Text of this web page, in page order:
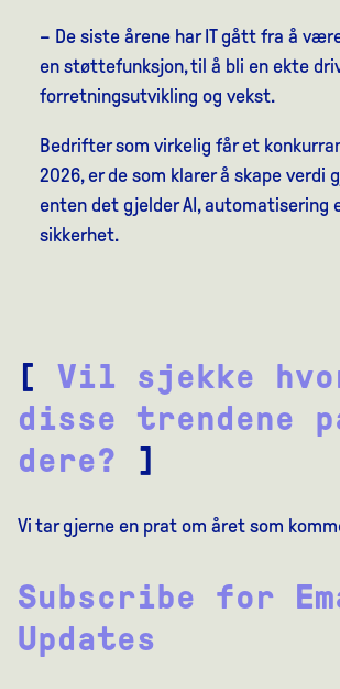
– De siste årene har IT gått fra å
en støttefunksjon, til å bli en ekte
forretningsutvikling og vekst.
Bedrifter som virkelig får et
2026, er de som klarer å skape verdi
enten det gjelder AI, automatisering
sikkerhet.
[ Vil sjekke
disse trendene
dere? ]
Vi tar gjerne en prat om året som
Subscribe for
Updates